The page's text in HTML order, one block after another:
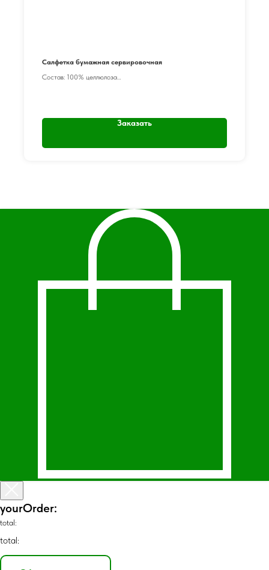
Салфетка бумажная сервировочная
Состав: 100% целлюлоза
Сложение: ¼
Заказать
yourOrder:
total:
total: